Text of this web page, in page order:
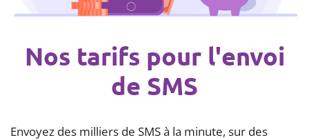
Nos tarifs pour l'envoi
de SMS
Envoyez des milliers de SMS à la minute, sur des